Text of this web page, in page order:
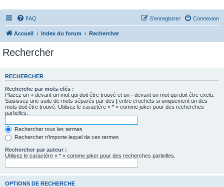
FAQ Connexion
S’enregistrer
Accueil Index du forum Rechercher
Rechercher
RECHERCHER
Recherche par mots-clés :
Placez un + devant un mot qui doit être trouvé et un - devant un mot qui doit être exclu.
Saisissez une suite de mots séparés par des | entre crochets si uniquement un des
mots doit être trouvé. Utilisez le caractère « * » comme joker pour des recherches
partielles.
Rechercher tous les termes
Rechercher n’importe lequel de ces termes
Rechercher par auteur :
Utilisez le caractère « * » comme joker pour des recherches partielles.
OPTIONS DE RECHERCHE